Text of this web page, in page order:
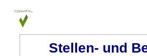
Stellen- und